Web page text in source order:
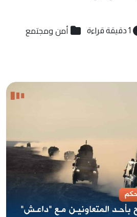
1 دقيقة قراءة أمن ومجتمع